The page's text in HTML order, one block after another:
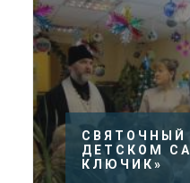
СВЯТОЧНЫЙ
ДЕТСКОМ
КЛЮЧИК»